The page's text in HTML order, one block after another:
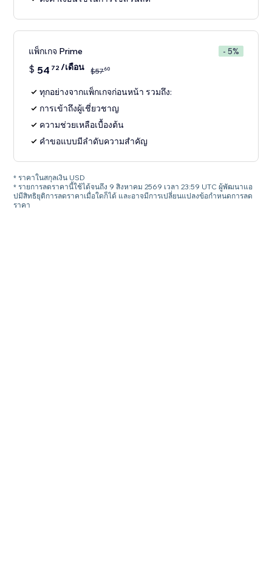
แพ็กเกจ Prime - 5%
$ 54 72/เดือน $5760
ทุกอย่างจากแพ็กเกจก่อนหน้า รวมถึง:
การเข้าถึงผู้เชี่ยวชาญ
ความช่วยเหลือเบื้องต้น
คำขอแบบมีลำดับความสำคัญ
* ราคาในสกุลเงิน USD
* รายการลดราคานี้ใช้ได้จนถึง 9 สิงหาคม 2569 เวลา 23:59 UTC ผู้พัฒนาแอ
ปมีสิทธิยุติการลดราคาเมื่อใดก็ได้ และอาจมีการเปลี่ยนแปลงข้อกำหนดการลด
ราคา